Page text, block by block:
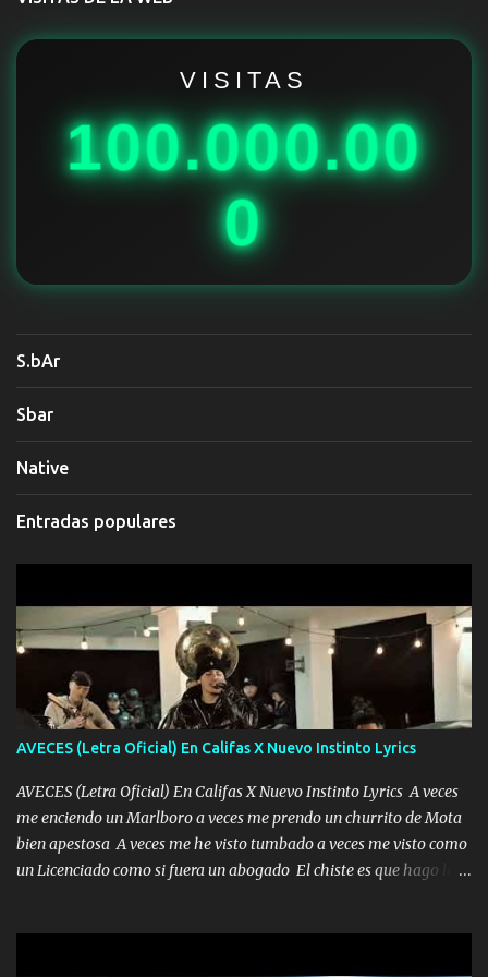
r
VISITAS
100.000.00
0
S.bAr
Sbar
Native
Entradas populares
AVECES (Letra Oficial) En Califas X Nuevo Instinto Lyrics
AVECES (Letra Oficial) En Califas X Nuevo Instinto Lyrics A veces
me enciendo un Marlboro a veces me prendo un churrito de Mota
bien apestosa A veces me he visto tumbado a veces me visto como
un Licenciado como si fuera un abogado El chiste es que hago lo